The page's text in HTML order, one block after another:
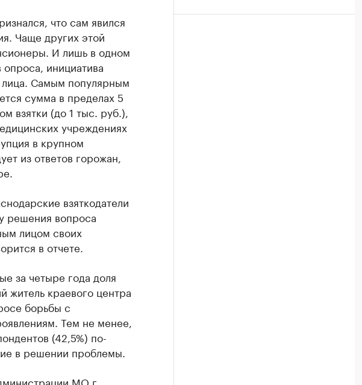
что сам явился
Чаще других этой
И лишь в одном
опроса, инициатива
лица. Самым популярным
сумма в пределах 5
взятки (до 1 тыс. руб.),
учреждениях
в крупном
из ответов горожан,
взяткодатели
решения вопроса
лицом своих
в отчете.
за четыре года доля
житель краевого центра
борьбы с
Тем не менее,
(42,5%) по-
в решении проблемы.
МО г.